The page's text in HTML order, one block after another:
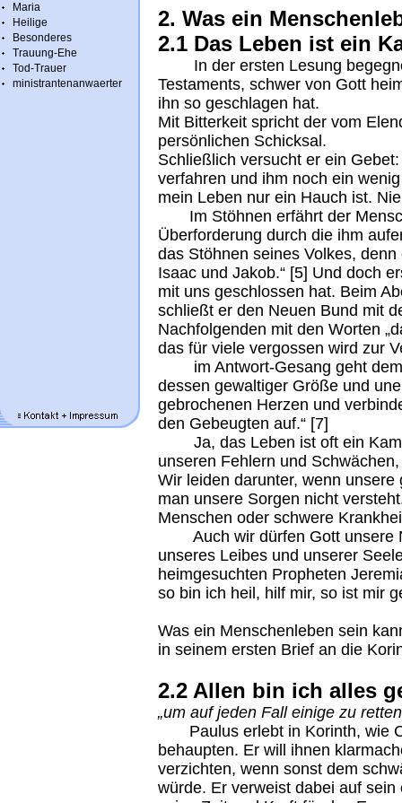
Maria
Heilige
Besonderes
Trauung-Ehe
Tod-Trauer
ministrantenanwaerter
2. Was ein
2.1 Das Leben ist ein
In der ersten Lesung
Testaments, schwer von Gott
ihn so geschlagen hat.
Mit Bitterkeit spricht der vom
persönlichen Schicksal.
Schließlich versucht er ein
verfahren und ihm noch ein
mein Leben nur ein Hauch ist.
Im Stöhnen erfährt der
Überforderung durch die ihm
das Stöhnen seines Volkes,
Isaac und Jakob.“ [5] Und doch
mit uns geschlossen hat. Beim
schließt er den Neuen Bund mit
Nachfolgenden mit den Worten
das für viele vergossen wird zur
im Antwort-Gesang geht dem
dessen gewaltiger Größe und
gebrochenen Herzen und
den Gebeugten auf.“ [7]
Ja, das Leben ist oft ein
unseren Fehlern und
Wir leiden darunter, wenn
man unsere Sorgen nicht
Menschen oder schwere
Auch wir dürfen Gott unsere
unseres Leibes und unserer
heimgesuchten Propheten
so bin ich heil, hilf mir, so ist mir
Was ein Menschenleben sein
in seinem ersten Brief an die
2.2 Allen bin ich alles
„um auf jeden Fall einige zu
Paulus erlebt in Korinth, wie
behaupten. Er will ihnen
verzichten, wenn sonst dem
würde. Er verweist dabei auf